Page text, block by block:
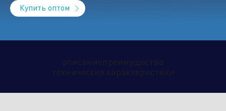
Инструмент и садовая техника
Купить оптом
описание
преимущества
технические характеристики